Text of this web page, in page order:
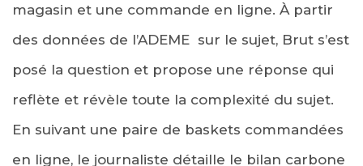
magasin et une commande en ligne. À partir
des données de l’ADEME sur le sujet, Brut s’est
posé la question et propose une réponse qui
reflète et révèle toute la complexité du sujet.
En suivant une paire de baskets commandées
en ligne, le journaliste détaille le bilan carbone